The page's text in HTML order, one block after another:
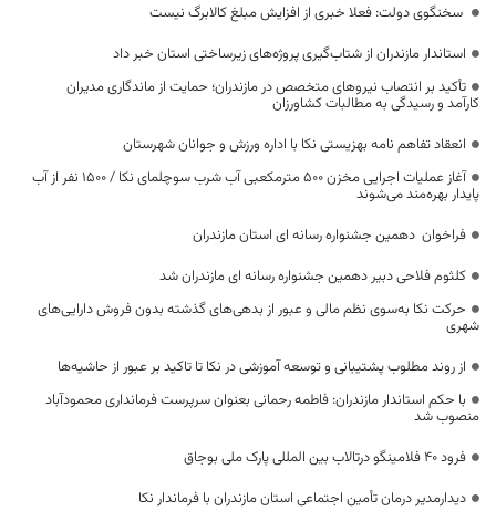
سخنگوی دولت: فعلا خبری از افزایش مبلغ کالابرگ نیست
استاندار مازندران از شتاب‌گیری پروژه‌های زیرساختی استان خبر داد
تأکید بر انتصاب نیروهای متخصص در مازندران؛ حمایت از ماندگاری مدیران
کارآمد و رسیدگی به مطالبات کشاورزان
انعقاد تفاهم نامه بهزیستی نکا با اداره ورزش و جوانان شهرستان
آغاز عملیات اجرایی مخزن ۵۰۰ مترمکعبی آب شرب سوچلمای نکا / ۱۵۰۰ نفر از آب
پایدار بهره‌مند می‌شوند
فراخوان دهمین جشنواره رسانه ای استان مازندران
کلثوم فلاحی دبیر دهمین جشنواره رسانه ای مازندران شد
حرکت نکا به‌سوی نظم مالی و عبور از بدهی‌های گذشته بدون فروش دارایی‌های
شهری
از روند مطلوب پشتیبانی و توسعه آموزشی در نکا تا تاکید بر عبور از حاشیه‌ها
با حکم استاندار مازندران: فاطمه رحمانی بعنوان سرپرست فرمانداری محمودآباد
منصوب شد
فرود ۴۰ فلامینگو درتالاب بین المللی پارک ملی بوجاق
دیدارمدیر درمان تأمین اجتماعی استان مازندران با فرماندار نکا